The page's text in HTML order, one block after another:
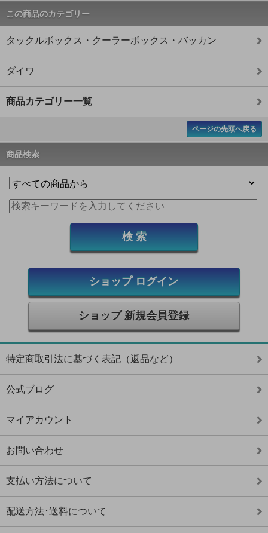
この商品のカテゴリー
タックルボックス・クーラーボックス・バッカン
ダイワ
商品カテゴリー一覧
ページの先頭へ戻る
商品検索
ショップ ログイン
ショップ 新規会員登録
特定商取引法に基づく表記（返品など）
公式ブログ
マイアカウント
お問い合わせ
支払い方法について
配送方法･送料について